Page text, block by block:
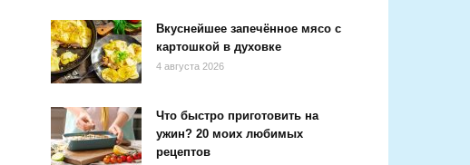
Вкуснейшее запечённое мясо с
картошкой в духовке
4 августа 2026
Что быстро приготовить на
ужин? 20 моих любимых
рецептов